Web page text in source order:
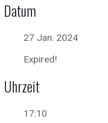
Datum
27 Jan. 2024
Expired!
Uhrzeit
17:10